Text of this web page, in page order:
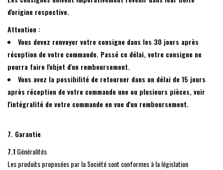
d'origine respective.
Attention :
Vous devez renvoyer votre consigne dans les 30 jours après
réception de votre commande. Passé ce délai, votre consigne ne
pourra faire l'objet d'un remboursement.
Vous avez la possibilité de retourner dans un délai de 15 jours
après réception de votre commande une ou plusieurs pièces, voir
l'intégralité de votre commande en vue d'un remboursement.
7. Garantie
7.1Généralités
Les produits proposées par la Société sont conformes à la législation